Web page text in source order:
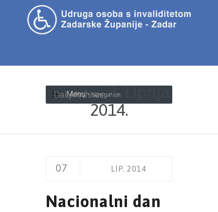
Menu -Navigation
Daily Archives:7. Lipnja
2014.
07 LIP. 2014
Nacionalni dan